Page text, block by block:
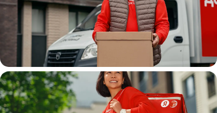
Водитель
грузовой машины